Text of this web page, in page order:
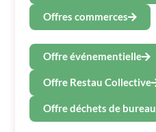
Offres commerces
Offre événementielle
Offre Restau Collective
Offre déchets de bureau